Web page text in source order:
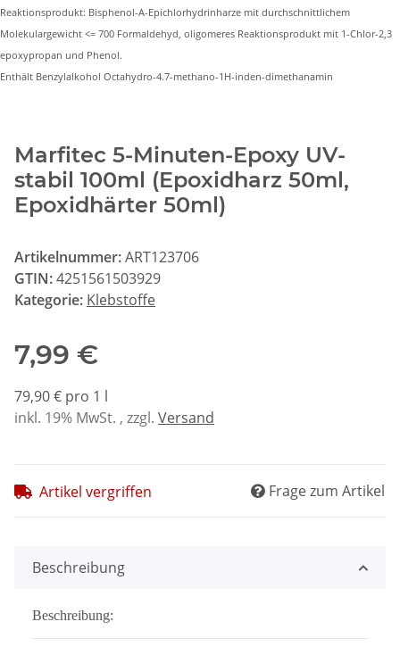
Reaktionsprodukt: Bisphenol-A-Epichlorhydrinharze mit durchschnittlichem
Molekulargewicht <= 700 Formaldehyd, oligomeres Reaktionsprodukt mit 1-Chlor-2,3
epoxypropan und Phenol.
Enthält Benzylalkohol Octahydro-4.7-methano-1H-inden-dimethanamin
Marfitec 5-Minuten-Epoxy UV-
stabil 100ml (Epoxidharz 50ml,
Epoxidhärter 50ml)
Artikelnummer:ART123706
GTIN:4251561503929
Kategorie: Klebstoffe
7,99 €
79,90 € pro 1 l
inkl. 19% MwSt. , zzgl. Versand
Artikel vergriffen Frage zum Artikel
Beschreibung
Beschreibung: